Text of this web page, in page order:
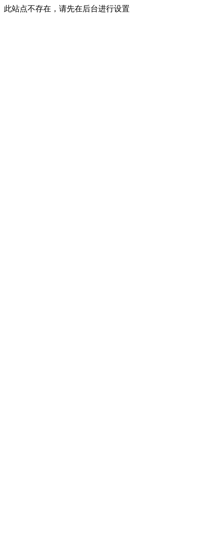
此站点不存在，请先在后台进行设置